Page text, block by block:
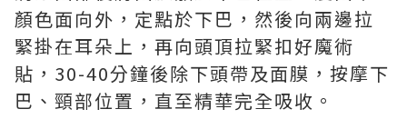
顏色面向外，定點於下巴，然後向兩邊拉
緊掛在耳朵上，再向頭頂拉緊扣好魔術
貼，30-40分鐘後除下頭帶及面膜，按摩下
巴、頸部位置，直至精華完全吸收。